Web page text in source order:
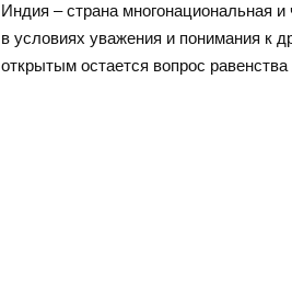
Индия – страна многонациональная
в условиях уважения и понимания к
открытым остается вопрос